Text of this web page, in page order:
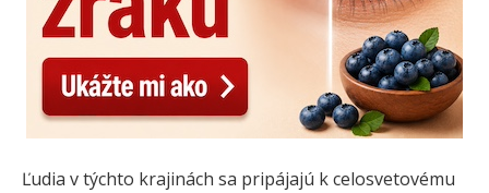
Ľudia v týchto krajinách sa pripájajú k celosvetovému